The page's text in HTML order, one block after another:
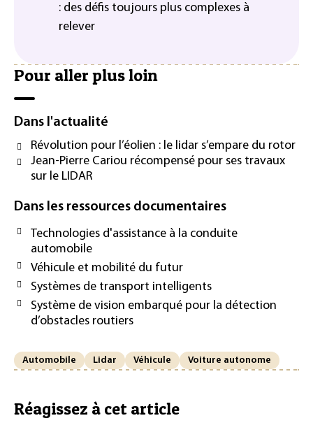
: des défis toujours plus complexes à
relever
Pour aller plus loin
Dans l'actualité
Révolution pour l’éolien : le lidar s’empare du rotor
Jean-Pierre Cariou récompensé pour ses travaux
sur le LIDAR
Dans les ressources documentaires
Technologies d'assistance à la conduite
automobile
Véhicule et mobilité du futur
Systèmes de transport intelligents
Système de vision embarqué pour la détection
d’obstacles routiers
Automobile Lidar Véhicule Voiture autonome
Réagissez à cet article